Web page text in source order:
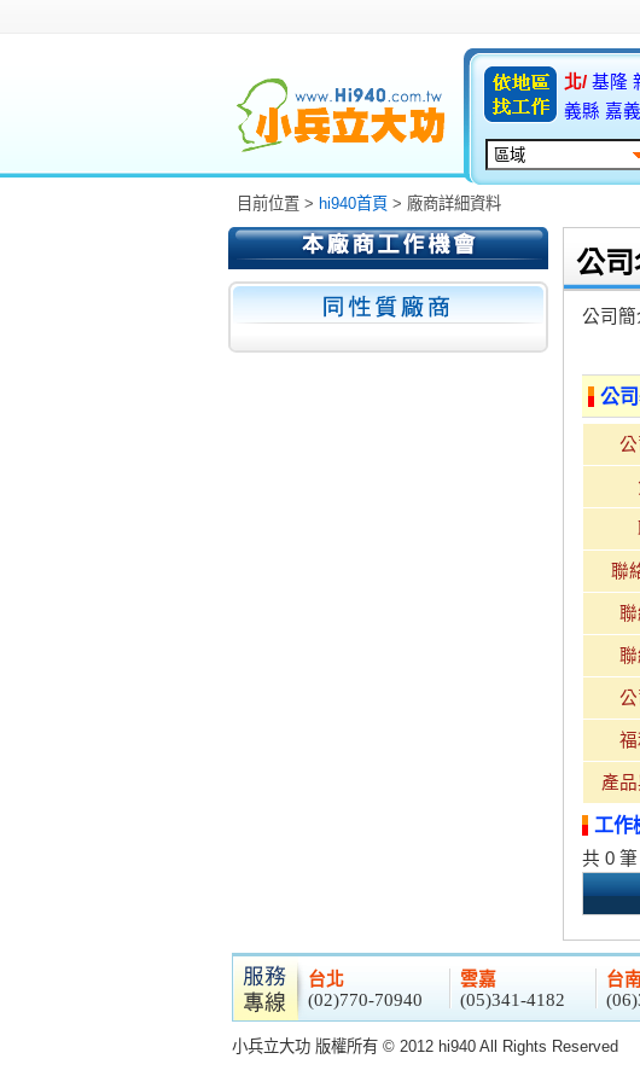
北/ 基隆
義縣 嘉
目前位置 > hi940首頁 > 廠商詳細資料
公
公司簡
公
公
聯
公
福
產品
工作
共 0 筆
台北
(02)770-70940
雲嘉
(05)341-4182
台
小兵立大功 版權所有 © 2012 hi940 All Rights Reserved